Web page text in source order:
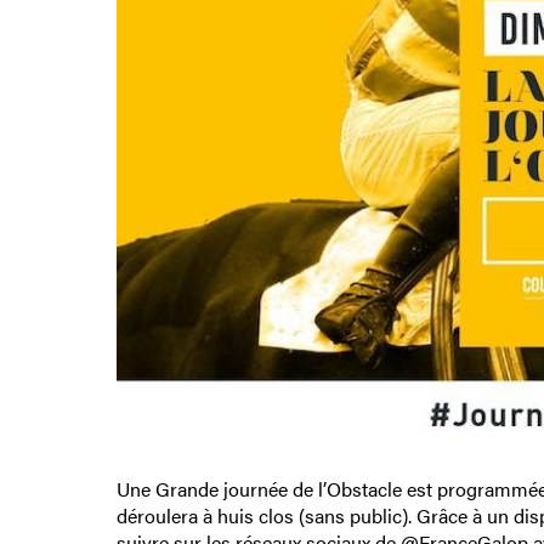
Une Grande journée de l’Obstacle est
déroulera à huis clos (sans public). Grâce à un